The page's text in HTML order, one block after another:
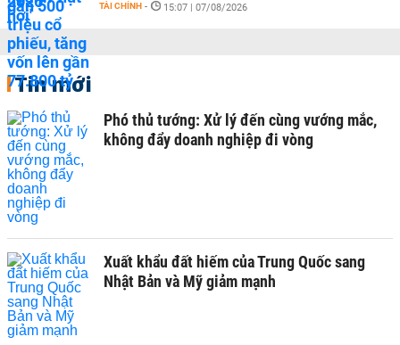
TÀI CHÍNH - 15:07 | 07/08/2026
Tin mới
Phó thủ tướng: Xử lý đến cùng vướng mắc,
không đẩy doanh nghiệp đi vòng
Xuất khẩu đất hiếm của Trung Quốc sang
Nhật Bản và Mỹ giảm mạnh